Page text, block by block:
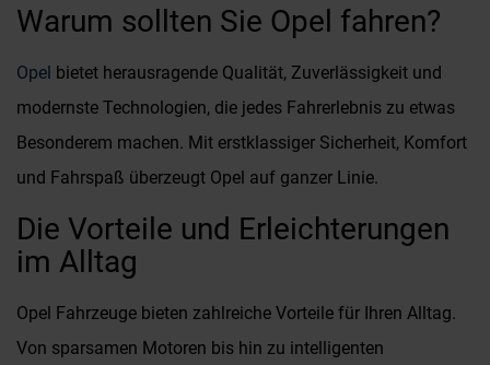
Warum sollten Sie Opel fahren?
Opel bietet herausragende Qualität, Zuverlässigkeit und
modernste Technologien, die jedes Fahrerlebnis zu etwas
Besonderem machen. Mit erstklassiger Sicherheit, Komfort
und Fahrspaß überzeugt Opel auf ganzer Linie.
Die Vorteile und Erleichterungen
im Alltag
Opel Fahrzeuge bieten zahlreiche Vorteile für Ihren Alltag.
Von sparsamen Motoren bis hin zu intelligenten